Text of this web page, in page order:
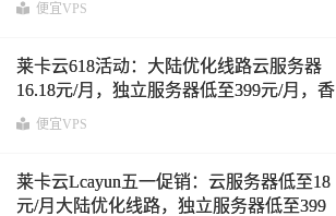
便宜VPS
莱卡云618活动：大陆优化线路云服务器
16.18元/月，独立服务器低至399元/月，香
港/韩国/日本/洛杉矶机房
便宜VPS
莱卡云Lcayun五一促销：云服务器低至18
元/月大陆优化线路，独立服务器低至399